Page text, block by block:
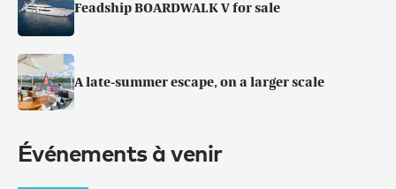
Feadship BOARDWALK V for sale
A late-summer escape, on a larger scale
Événements à venir